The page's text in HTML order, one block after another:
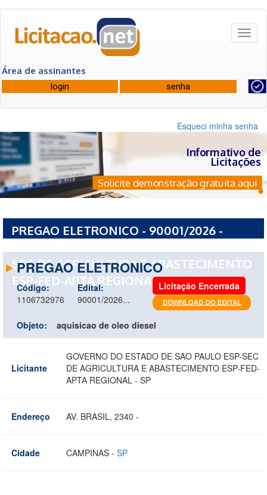
Área de assinantes
Esqueci minha senha
Informativo de
Licitações
Solicite demonstração gratuita aqui
PREGAO ELETRONICO - 90001/2026 -
SEC DE AGRICULTURA E ABASTECIMENTO
ESP-FED-APTA REGIONAL - SP
PREGAO ELETRONICO
Código:
1106732976
Edital:
90001/2026...
Licitação Encerrada
Objeto: aquisicao de oleo diesel
Licitante
GOVERNO DO ESTADO DE SAO PAULO ESP-SEC
DE AGRICULTURA E ABASTECIMENTO ESP-FED-
APTA REGIONAL - SP
Endereço AV. BRASIL, 2340 -
Cidade CAMPINAS - SP